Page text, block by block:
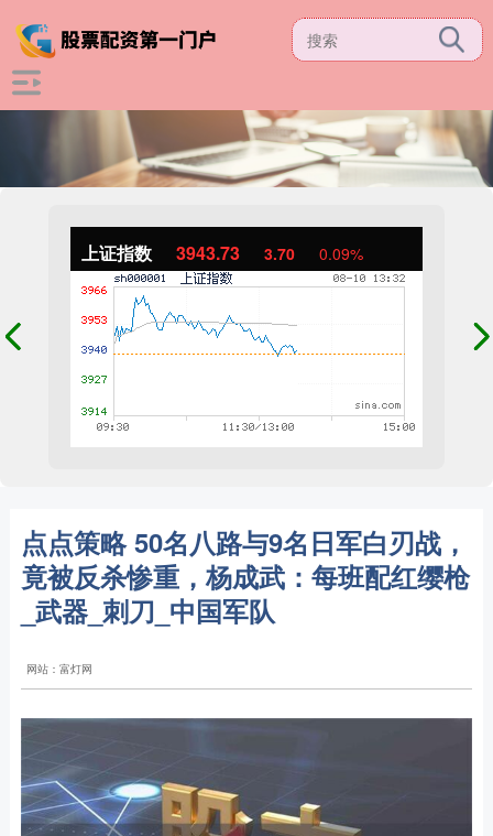
上证指数 3943.82 3.79 0.10%
点点策略 50名八路与9名日军白刃战，
竟被反杀惨重，杨成武：每班配红缨枪
_武器_刺刀_中国军队
网站：富灯网